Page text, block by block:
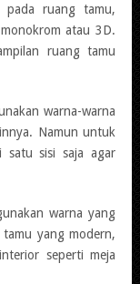
pada ruang tamu,
atau 3D.
ruang tamu
warna-warna
Namun untuk
satu sisi saja agar
warna yang
yang modern,
seperti meja